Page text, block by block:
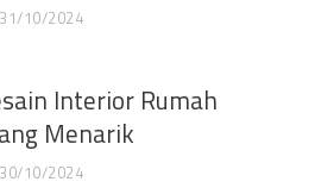
31/10/2024
Interior Rumah
Menarik
30/10/2024